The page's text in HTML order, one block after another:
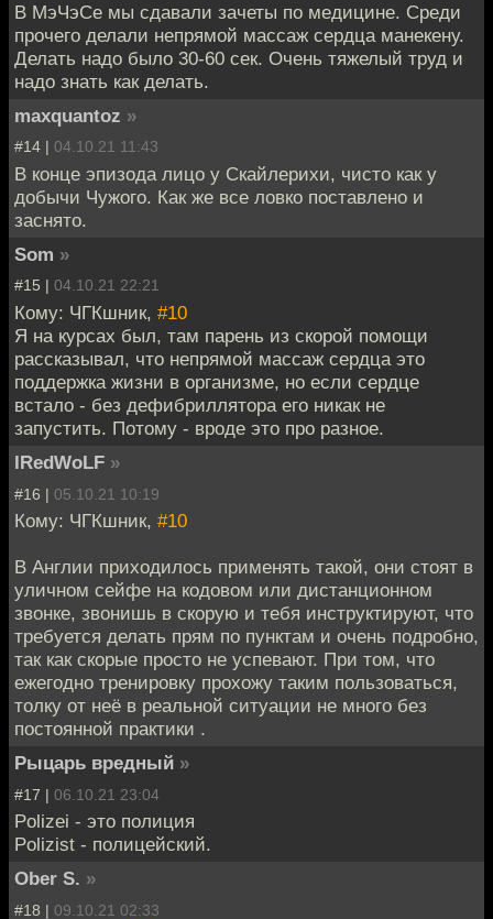
В МэЧэСе мы сдавали зачеты по медицине. Среди
прочего делали непрямой массаж сердца манекену.
Делать надо было 30-60 сек. Очень тяжелый труд и
надо знать как делать.
maxquantoz »
#14 | 04.10.21 11:43
В конце эпизода лицо у Скайлерихи, чисто как у
добычи Чужого. Как же все ловко поставлено и
заснято.
Som »
#15 | 04.10.21 22:21
Кому: ЧГКшник, #10
Я на курсах был, там парень из скорой помощи
рассказывал, что непрямой массаж сердца это
поддержка жизни в организме, но если сердце
встало - без дефибриллятора его никак не
запустить. Потому - вроде это про разное.
IRedWoLF »
#16 | 05.10.21 10:19
Кому: ЧГКшник, #10
В Англии приходилось применять такой, они стоят в
уличном сейфе на кодовом или дистанционном
звонке, звонишь в скорую и тебя инструктируют, что
требуется делать прям по пунктам и очень подробно,
так как скорые просто не успевают. При том, что
ежегодно тренировку прохожу таким пользоваться,
толку от неё в реальной ситуации не много без
постоянной практики .
Рыцарь вредный »
#17 | 06.10.21 23:04
Polizei - это полиция
Polizist - полицейский.
Ober S. »
#18 | 09.10.21 02:33